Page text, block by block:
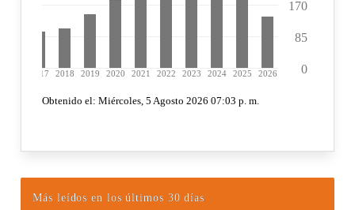
Más leídos en los últimos 30 días